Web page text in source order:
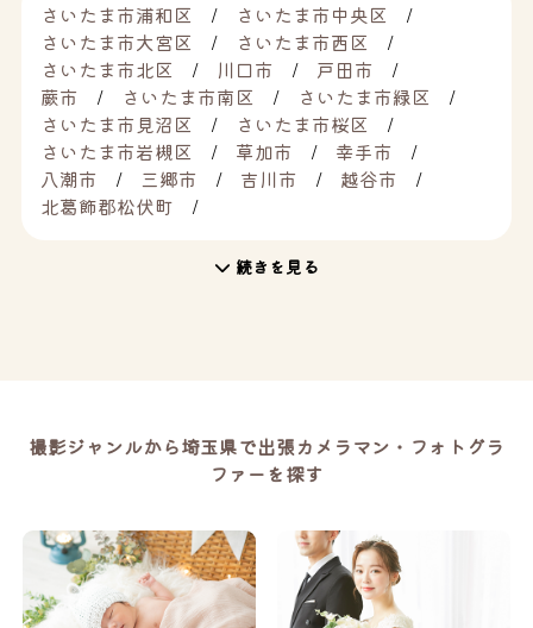
さいたま市浦和区
さいたま市中央区
さいたま市大宮区
さいたま市西区
さいたま市北区
川口市
戸田市
蕨市
さいたま市南区
さいたま市緑区
さいたま市見沼区
さいたま市桜区
さいたま市岩槻区
草加市
幸手市
八潮市
三郷市 吉川市
越谷市
北葛飾郡松伏町
続きを見る
撮影ジャンルから埼玉県で出張カメラマン・フォトグラ
ファーを探す